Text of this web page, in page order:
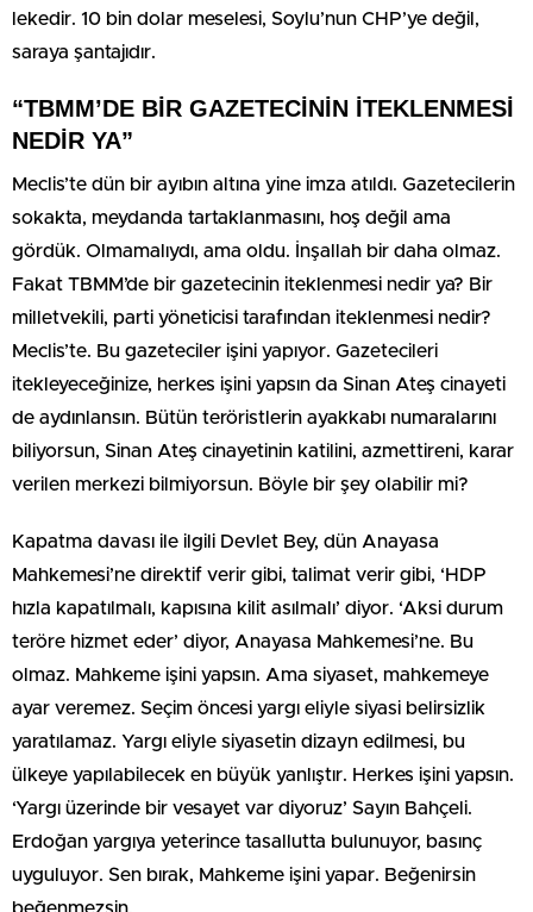
lekedir. 10 bin dolar meselesi, Soylu’nun CHP’ye değil,
saraya şantajıdır.
“TBMM’DE BİR GAZETECİNİN İTEKLENMESİ
NEDİR YA”
Meclis’te dün bir ayıbın altına yine imza atıldı. Gazetecilerin
sokakta, meydanda tartaklanmasını, hoş değil ama
gördük. Olmamalıydı, ama oldu. İnşallah bir daha olmaz.
Fakat TBMM’de bir gazetecinin iteklenmesi nedir ya? Bir
milletvekili, parti yöneticisi tarafından iteklenmesi nedir?
Meclis’te. Bu gazeteciler işini yapıyor. Gazetecileri
itekleyeceğinize, herkes işini yapsın da Sinan Ateş cinayeti
de aydınlansın. Bütün teröristlerin ayakkabı numaralarını
biliyorsun, Sinan Ateş cinayetinin katilini, azmettireni, karar
verilen merkezi bilmiyorsun. Böyle bir şey olabilir mi?
Kapatma davası ile ilgili Devlet Bey, dün Anayasa
Mahkemesi’ne direktif verir gibi, talimat verir gibi, ‘HDP
hızla kapatılmalı, kapısına kilit asılmalı’ diyor. ‘Aksi durum
teröre hizmet eder’ diyor, Anayasa Mahkemesi’ne. Bu
olmaz. Mahkeme işini yapsın. Ama siyaset, mahkemeye
ayar veremez. Seçim öncesi yargı eliyle siyasi belirsizlik
yaratılamaz. Yargı eliyle siyasetin dizayn edilmesi, bu
ülkeye yapılabilecek en büyük yanlıştır. Herkes işini yapsın.
‘Yargı üzerinde bir vesayet var diyoruz’ Sayın Bahçeli.
Erdoğan yargıya yeterince tasallutta bulunuyor, basınç
uyguluyor. Sen bırak, Mahkeme işini yapar. Beğenirsin
beğenmezsin.